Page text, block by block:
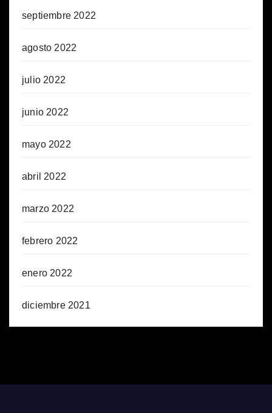
septiembre 2022
agosto 2022
julio 2022
junio 2022
mayo 2022
abril 2022
marzo 2022
febrero 2022
enero 2022
diciembre 2021